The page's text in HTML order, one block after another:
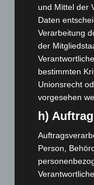
April 2026 (99)
März 2026 (115)
Februar 2026(109)
Januar 2026(122)
Dezember 2025
November 2025
September 2025
(93)
August 2025 (90)
Juli 2025(90)
Juni 2025(103)
und Mittel der
Daten
Verarbeitung
der
bestimmten
Unionsrecht
vorgesehen
h)
Person,